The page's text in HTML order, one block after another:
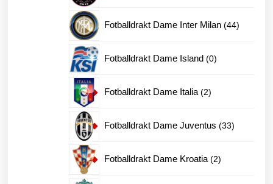
Fotballdrakt Dame Inter Milan 4444
Fotballdrakt Dame Island 00
Fotballdrakt Dame Italia 22
Fotballdrakt Dame Juventus 3333
Fotballdrakt Dame Kroatia 22